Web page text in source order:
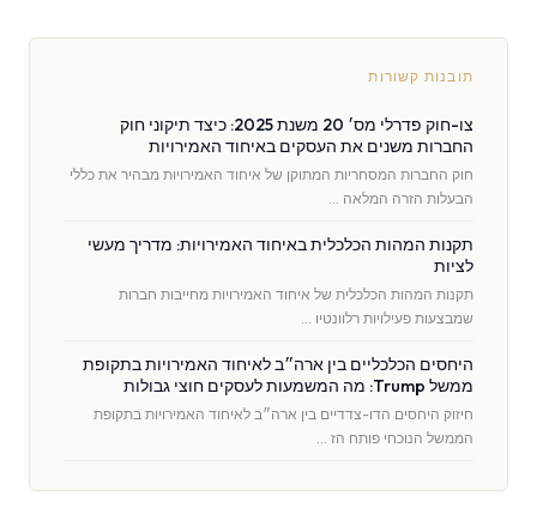
תובנות קשורות
צו-חוק פדרלי מס׳ 20 משנת 2025: כיצד תיקוני חוק
החברות משנים את העסקים באיחוד האמירויות
חוק החברות המסחריות המתוקן של איחוד האמירויות מבהיר את כללי
הבעלות הזרה המלאה …
תקנות המהות הכלכלית באיחוד האמירויות: מדריך מעשי
לציות
תקנות המהות הכלכלית של איחוד האמירויות מחייבות חברות
שמבצעות פעילויות רלוונטיו …
היחסים הכלכליים בין ארה״ב לאיחוד האמירויות בתקופת
ממשל Trump: מה המשמעות לעסקים חוצי גבולות
חיזוק היחסים הדו-צדדיים בין ארה״ב לאיחוד האמירויות בתקופת
הממשל הנוכחי פותח הז …